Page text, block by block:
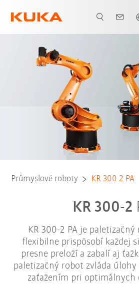
Průmyslové roboty KR 300 2 PA
KR 300-2
KR 300-2 PA je
flexibilne prispôsobí každej
presne preloží a zabalí aj
paletizačný robot zvláda
zaťažením pri optimálnych